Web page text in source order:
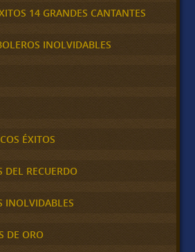
14 GRANDES CANTANTES
INOLVIDABLES
ÉXITOS
DEL RECUERDO
INOLVIDABLES
DE ORO